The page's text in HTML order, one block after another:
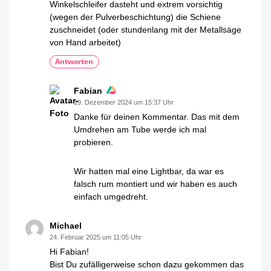
Winkelschleifer dasteht und extrem vorsichtig
(wegen der Pulverbeschichtung) die Schiene
zuschneidet (oder stundenlang mit der Metallsäge
von Hand arbeitet)
Antworten
Fabian
19. Dezember 2024 um 15:37 Uhr
Danke für deinen Kommentar. Das mit dem
Umdrehen am Tube werde ich mal
probieren.
Wir hatten mal eine Lightbar, da war es
falsch rum montiert und wir haben es auch
einfach umgedreht.
Michael
24. Februar 2025 um 11:05 Uhr
Hi Fabian!
Bist Du zufälligerweise schon dazu gekommen das